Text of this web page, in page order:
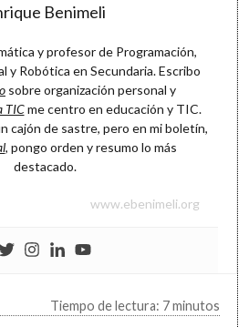
Benimeli
y profesor de Programación,
y Robótica en Secundaria. Escribo
sobre organización personal y
TICme centro en educación y TIC.
cajón de sastre, pero en mi boletín,
, pongo orden y resumo lo más
destacado.
www.ebenimeli.org
Tiempo de lectura: 7 minutos